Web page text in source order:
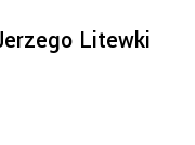
Litewki